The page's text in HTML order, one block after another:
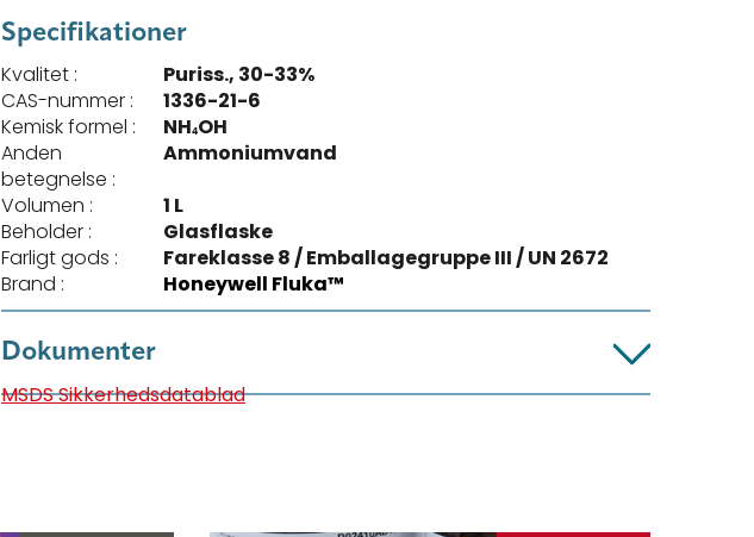
Specifikationer
Kvalitet :
Puriss., 30-33%
CAS-nummer :
1336-21-6
Kemisk formel :
NH₄OH
Anden
betegnelse :
Ammoniumvand
Volumen :
1 L
Beholder :
Glasflaske
Farligt gods :
Fareklasse 8 / Emballagegruppe III / UN 2672
Brand :
Honeywell Fluka™
Dokumenter
MSDS Sikkerhedsdatablad